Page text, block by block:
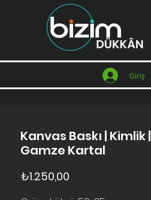
Giriş
Kanvas Baskı | Kimlik |
Gamze Kartal
₺1.250,00